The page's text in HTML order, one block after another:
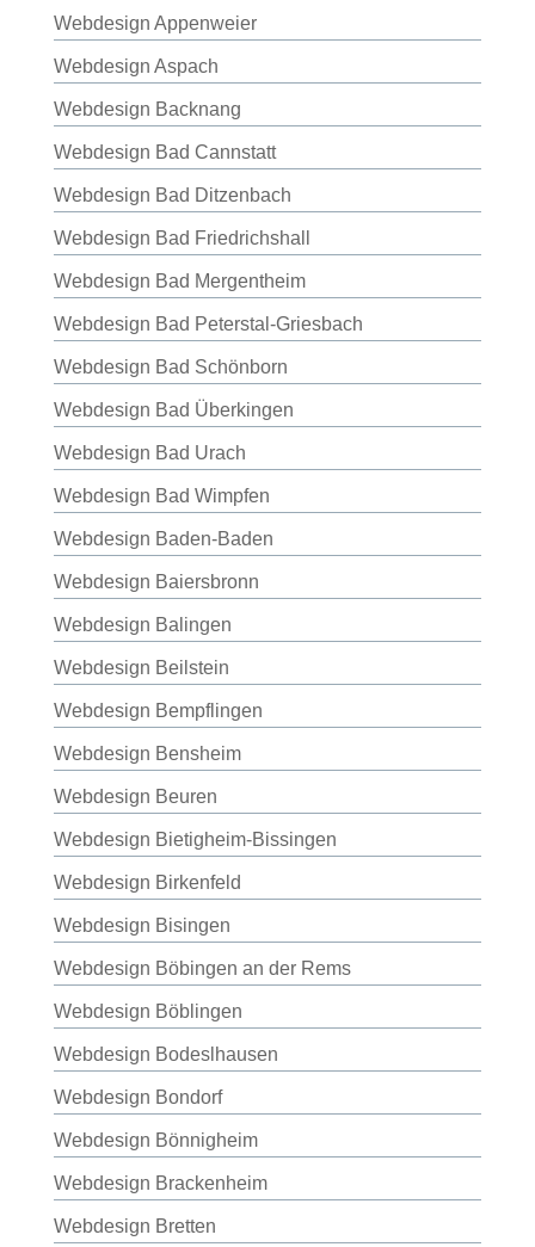
Webdesign Appenweier
Webdesign Aspach
Webdesign Backnang
Webdesign Bad Cannstatt
Webdesign Bad Ditzenbach
Webdesign Bad Friedrichshall
Webdesign Bad Mergentheim
Webdesign Bad Peterstal-Griesbach
Webdesign Bad Schönborn
Webdesign Bad Überkingen
Webdesign Bad Urach
Webdesign Bad Wimpfen
Webdesign Baden-Baden
Webdesign Baiersbronn
Webdesign Balingen
Webdesign Beilstein
Webdesign Bempflingen
Webdesign Bensheim
Webdesign Beuren
Webdesign Bietigheim-Bissingen
Webdesign Birkenfeld
Webdesign Bisingen
Webdesign Böbingen an der Rems
Webdesign Böblingen
Webdesign Bodeslhausen
Webdesign Bondorf
Webdesign Bönnigheim
Webdesign Brackenheim
Webdesign Bretten